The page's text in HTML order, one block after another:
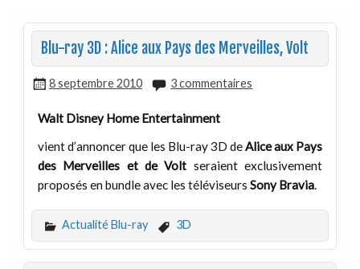
Blu-ray 3D : Alice aux Pays des Merveilles, Volt
8 septembre 2010 3 commentaires
Walt Disney Home Entertainment
vient d’annoncer que les Blu-ray 3D deAlice aux Pays
des Merveilles et de Volt seraient exclusivement
proposés en bundle avec les téléviseurs Sony Bravia.
Actualité Blu-ray 3D